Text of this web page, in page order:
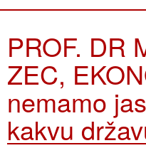
PROF. DR
ZEC,
nemamo
kakvu